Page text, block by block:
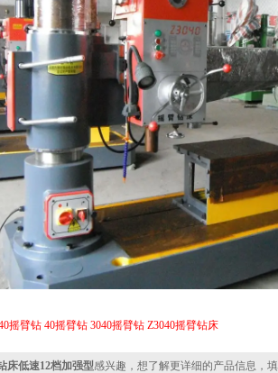
摇臂钻 40摇臂钻 3040摇臂钻 Z3040摇臂钻床
床低速12档加强型感兴趣，想了解更详细的产品信息，